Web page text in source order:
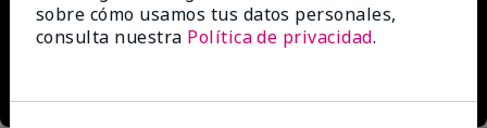
sobre cómo usamos tus datos personales,
consulta nuestra Política de privacidad.